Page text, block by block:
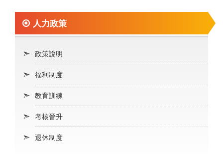
人力政策
政策說明
福利制度
教育訓練
考核晉升
退休制度